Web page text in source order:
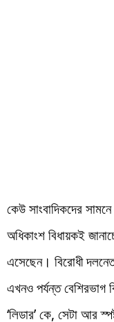
কেউ সাংবাদিকদের
অধিকাংশ বিধায়কই
এসেছেন। বিরোধী
এখনও পর্যন্ত বেশিরভাগ
‘লিডার’ কে, সেটা আর